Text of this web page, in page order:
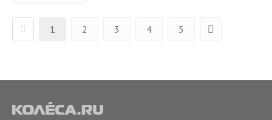
1 2 3 4 5